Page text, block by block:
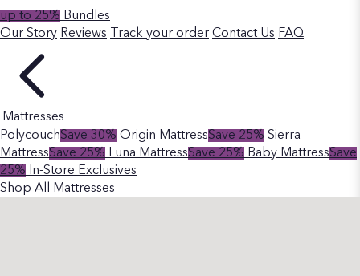
up to 25% Bundles
Our Story Reviews Track your order Contact Us FAQ
Mattresses
PolycouchSave 30% Origin MattressSave 25% Sierra
MattressSave 25% Luna MattressSave 25% Baby MattressSave
25%
In-Store Exclusives
Shop All Mattresses